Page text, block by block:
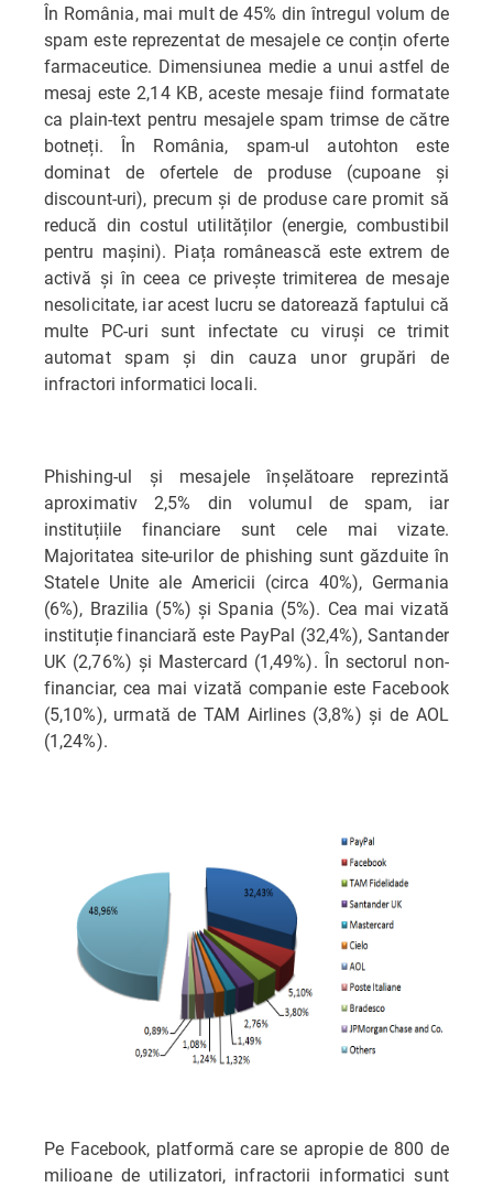
În România, mai mult de 45% din întregul volum de
spam este reprezentat de mesajele ce conțin oferte
farmaceutice. Dimensiunea medie a unui astfel de
mesaj este 2,14 KB, aceste mesaje fiind formatate
ca plain-text pentru mesajele spam trimse de către
botneți. În România, spam-ul autohton este
dominat de ofertele de produse (cupoane și
discount-uri), precum și de produse care promit să
reducă din costul utilităților (energie, combustibil
pentru mașini). Piața românească este extrem de
activă și în ceea ce privește trimiterea de mesaje
nesolicitate, iar acest lucru se datorează faptului că
multe PC-uri sunt infectate cu viruși ce trimit
automat spam și din cauza unor grupări de
infractori informatici locali.
Phishing-ul și mesajele înșelătoare reprezintă
aproximativ 2,5% din volumul de spam, iar
instituțiile financiare sunt cele mai vizate.
Majoritatea site-urilor de phishing sunt găzduite în
Statele Unite ale Americii (circa 40%), Germania
(6%), Brazilia (5%) și Spania (5%). Cea mai vizată
instituție financiară este PayPal (32,4%), Santander
UK (2,76%) și Mastercard (1,49%). În sectorul non-
financiar, cea mai vizată companie este Facebook
(5,10%), urmată de TAM Airlines (3,8%) și de AOL
(1,24%).
Pe Facebook, platformă care se apropie de 800 de
milioane de utilizatori, infractorii informatici sunt